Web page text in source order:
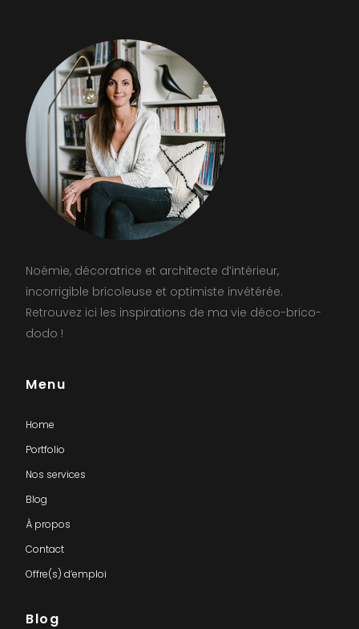
Noémie, décoratrice et architecte d’intérieur,
incorrigible bricoleuse et optimiste invétérée.
Retrouvez ici les inspirations de ma vie déco-brico-
dodo !
Menu
Home
Portfolio
Nos services
Blog
À propos
Contact
Offre(s) d’emploi
Blog